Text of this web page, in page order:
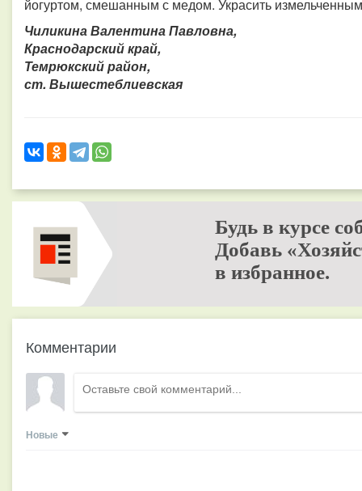
йогуртом, смешанным с медом. Украсить
Чиликина Валентина Павловна,
Краснодарский край,
Темрюкский район,
ст. Вышестеблиевская
Будь в курсе
Добавь
в избранное.
Комментарии
Новые